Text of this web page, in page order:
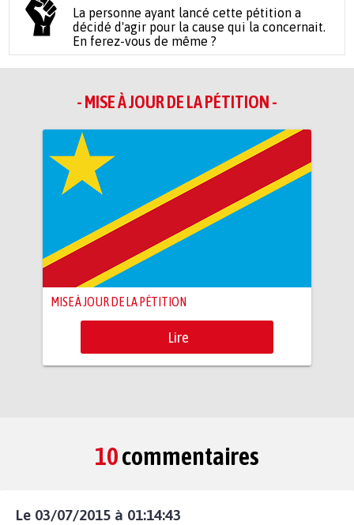
La personne ayant lancé cette pétition a
décidé d'agir pour la cause qui la concernait.
En ferez-vous de même ?
- MISE À JOUR DE LA PÉTITION -
MISE À JOUR DE LA PÉTITION
Lire
10commentaires
Le 03/07/2015 à 01:14:43